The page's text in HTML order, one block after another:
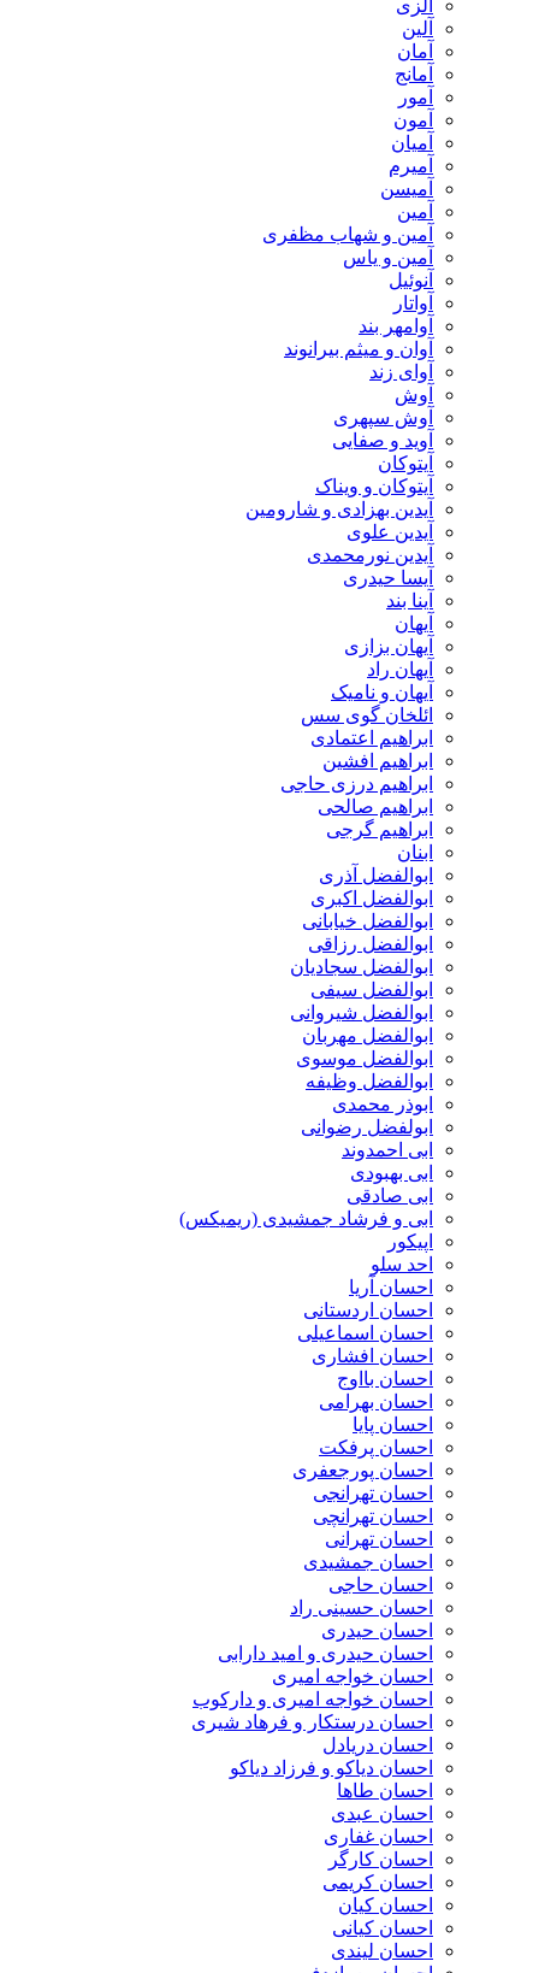
آلزی
آلین
آمان
آمانج
آمور
آمون
آمیان
آمیرم
آمیسن
آمین
آمین و شهاب مظفری
آمین و یاس
آنوئیل
آواتار
آوامهر بند
آوان و میثم بیرانوند
آوای زند
آوش
آوش سپهری
آوید و صفایی
آیتوکان
آیتوکان و ویناک
آیدین بهزادی و شارومین
آیدین علوی
آیدین نورمحمدی
آیسا حیدری
آینا بند
آیهان
آیهان بزازی
آیهان راد
آیهان و نامیک
ائلخان گوی سس
ابراهیم اعتمادی
ابراهیم افشین
ابراهیم درزی حاجی
ابراهیم صالحی
ابراهیم گرجی
ابنان
ابوالفضل آذری
ابوالفضل اکبری
ابوالفضل خیابانی
ابوالفضل رزاقی
ابوالفضل سجادیان
ابوالفضل سیفی
ابوالفضل شیروانی
ابوالفضل مهربان
ابوالفضل موسوی
ابوالفضل وظیفه
ابوذر محمدی
ابولفضل رضوانی
ابی احمدوند
ابی بهبودی
ابی صادقی
ابی و فرشاد جمشیدی (ریمیکس)
اپیکور
احد سلو
احسان آریا
احسان اردستانی
احسان اسماعیلی
احسان افشاری
احسان بااوج
احسان بهرامی
احسان پایا
احسان پرفکت
احسان پورجعفری
احسان تهرانجی
احسان تهرانچی
احسان تهرانی
احسان جمشیدی
احسان حاجی
احسان حسینی راد
احسان حیدری
احسان حیدری و امید دارابی
احسان خواجه امیری
احسان خواجه امیری و دارکوب
احسان درستكار و فرهاد شيرى
احسان دریادل
احسان دیاکو و فرزاد دیاکو
احسان طاها
احسان عبدی
احسان غفاری
احسان کارگر
احسان کریمی
احسان کیان
احسان کیانی
احسان لیندی